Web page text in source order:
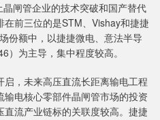
闸管企业的技术突破和国产替代
前三位的是STM、Vishay和捷捷
份额中，以捷捷微电、意法半导
）为主导，集中程度较高。
，未来高压直流长距离输电工程
电核心零部件晶闸管市场的投资
流产业链标的关联度较高。捷捷